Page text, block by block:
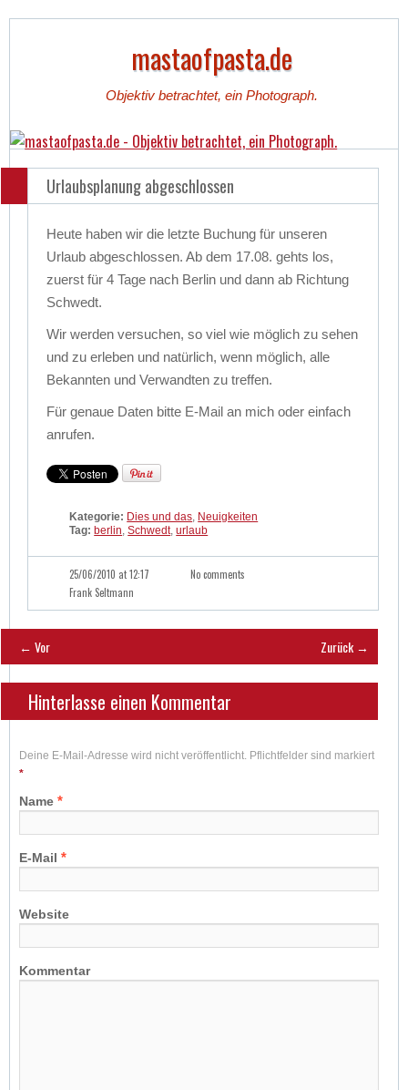
mastaofpasta.de
Objektiv betrachtet, ein Photograph.
Urlaubsplanung abgeschlossen
Heute haben wir die letzte Buchung für unseren
Urlaub abgeschlossen. Ab dem 17.08. gehts los,
zuerst für 4 Tage nach Berlin und dann ab Richtung
Schwedt.
Wir werden versuchen, so viel wie möglich zu sehen
und zu erleben und natürlich, wenn möglich, alle
Bekannten und Verwandten zu treffen.
Für genaue Daten bitte E-Mail an mich oder einfach
anrufen.
Kategorie: Dies und das, Neuigkeiten
Tag: berlin,Schwedt,urlaub
25/06/2010 at 12:17
No comments
Frank Seltmann
← Vor Zurück →
Hinterlasse einen Kommentar
Deine E-Mail-Adresse wird nicht veröffentlicht. Pflichtfelder sind markiert
*
Name *
E-Mail *
Website
Kommentar